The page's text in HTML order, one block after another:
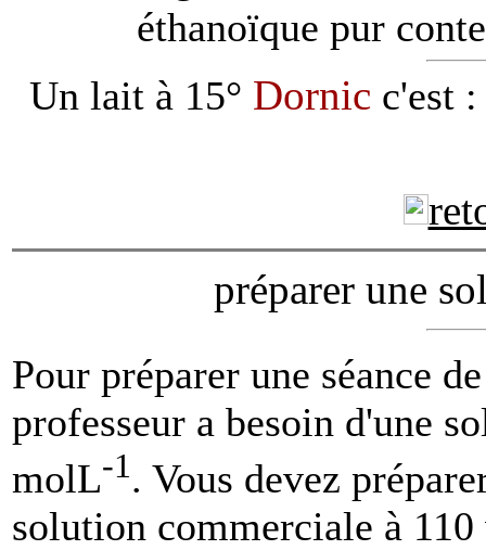
éthanoïque pur
Un lait à 15° Dornic c'est
préparer une
Pour préparer une séance
professeur a besoin d'une
molL-1. Vous devez
solution commerciale à